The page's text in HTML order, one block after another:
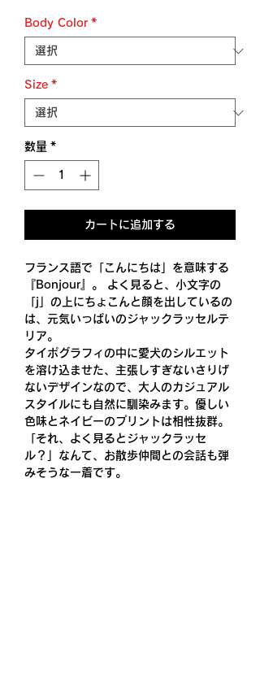
Body Color *
Size *
数量 *
カートに追加する
フランス語で「こんにちは」を意味する
『Bonjour』。 よく見ると、小文字の
「j」の上にちょこんと顔を出しているの
は、元気いっぱいのジャックラッセルテ
リア。
タイポグラフィの中に愛犬のシルエット
を溶け込ませた、主張しすぎないさりげ
ないデザインなので、大人のカジュアル
スタイルにも自然に馴染みます。優しい
色味とネイビーのプリントは相性抜群。
「それ、よく見るとジャックラッセ
ル？」なんて、お散歩仲間との会話も弾
みそうな一着です。